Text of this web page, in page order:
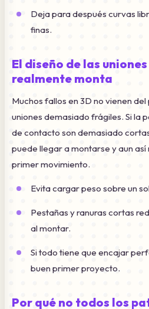
Deja para después curvas
finas.
El diseño de las
realmente monta
Muchos fallos en 3D no vienen
uniones demasiado frágiles. Si la
de contacto son demasiado
puede llegar a montarse y aun
primer movimiento.
Evita cargar peso sobre un
Pestañas y ranuras cortas
al montar.
Si todo tiene que encajar
buen primer proyecto.
Por qué no todos los